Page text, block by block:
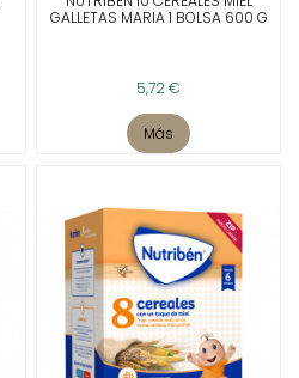
GALLETAS MARIA 1 BOLSA 600 G
5,72 €
Más